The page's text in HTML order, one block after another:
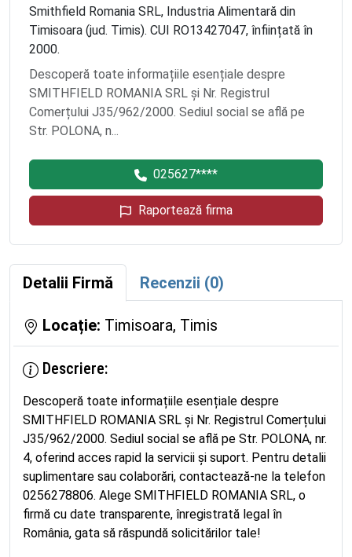
Smithfield Romania SRL, Industria Alimentară din
Timisoara (jud. Timis). CUI RO13427047, înființată în
2000.
Descoperă toate informațiile esențiale despre
SMITHFIELD ROMANIA SRL și Nr. Registrul
Comerțului J35/962/2000. Sediul social se află pe
Str. POLONA, n...
025627****
Raportează firma
Detalii Firmă Recenzii (0)
Locație: Timisoara, Timis
Descriere:
Descoperă toate informațiile esențiale despre
SMITHFIELD ROMANIA SRL și Nr. Registrul Comerțului
J35/962/2000. Sediul social se află pe Str. POLONA, nr.
4, oferind acces rapid la servicii și suport. Pentru detalii
suplimentare sau colaborări, contactează-ne la telefon
0256278806. Alege SMITHFIELD ROMANIA SRL, o
firmă cu date transparente, înregistrată legal în
România, gata să răspundă solicitărilor tale!